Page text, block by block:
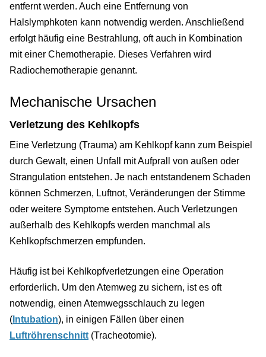
entfernt werden. Auch eine Entfernung von
Halslymphkoten kann notwendig werden. Anschließend
erfolgt häufig eine Bestrahlung, oft auch in Kombination
mit einer Chemotherapie. Dieses Verfahren wird
Radiochemotherapie genannt.
Mechanische Ursachen
Verletzung des Kehlkopfs
Eine Verletzung (Trauma) am Kehlkopf kann zum Beispiel
durch Gewalt, einen Unfall mit Aufprall von außen oder
Strangulation entstehen. Je nach entstandenem Schaden
können Schmerzen, Luftnot, Veränderungen der Stimme
oder weitere Symptome entstehen. Auch Verletzungen
außerhalb des Kehlkopfs werden manchmal als
Kehlkopfschmerzen empfunden.
Häufig ist bei Kehlkopfverletzungen eine Operation
erforderlich. Um den Atemweg zu sichern, ist es oft
notwendig, einen Atemwegsschlauch zu legen
( Intubation), in einigen Fällen über einen
Luftröhrenschnitt (Tracheotomie).